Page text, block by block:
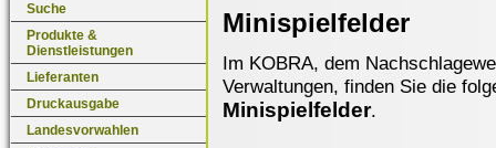
Suche
Produkte &
Dienstleistungen
Lieferanten
Druckausgabe
Landesvorwahlen
Minispielfelder
Im KOBRA, dem
Verwaltungen, finden Sie die
Minispielfelder.